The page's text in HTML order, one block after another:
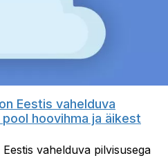
Eestis vahelduva
hoovihma ja äikest
vahelduva pilvisusega